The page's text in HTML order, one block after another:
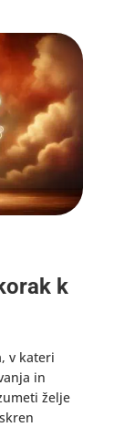
k
v kateri
in
želje